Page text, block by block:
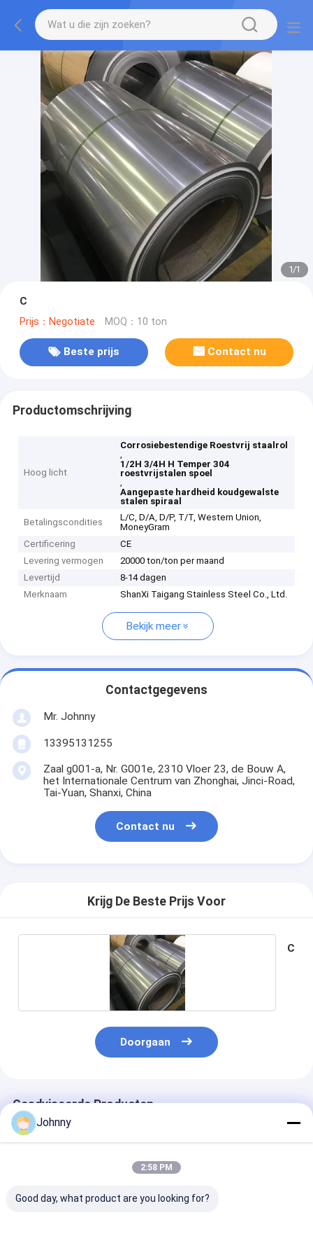
1/1
C
Prijs：Negotiate MOQ：10 ton
Beste prijs Contact nu
Productomschrijving
Hoog licht
Corrosiebestendige Roestvrij staalrol
,
1/2H 3/4H H Temper 304
roestvrijstalen spoel
,
Aangepaste hardheid koudgewalste
stalen spiraal
Betalingscondities
L/C, D/A, D/P, T/T, Western Union,
MoneyGram
Certificering
CE
Levering vermogen
20000 ton/ton per maand
Levertijd
8-14 dagen
Merknaam
ShanXi Taigang Stainless Steel Co., Ltd.
Bekijk meer
Contactgegevens
Mr. Johnny
13395131255
Zaal g001-a, Nr. G001e, 2310 Vloer 23, de Bouw A,
het Internationale Centrum van Zhonghai, Jinci-Road,
Tai-Yuan, Shanxi, China
Contact nu
Krijg De Beste Prijs Voor
C
Doorgaan
Geadviseerde Producten
Johnny
2:58 PM
Good day, what product are you looking for?